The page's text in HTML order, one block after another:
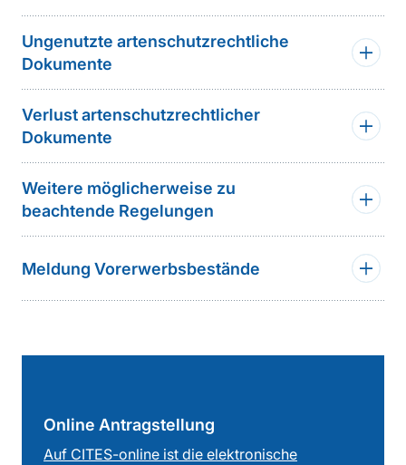
Ungenutzte artenschutzrechtliche
Dokumente
Verlust artenschutzrechtlicher
Dokumente
Weitere möglicherweise zu
beachtende Regelungen
Meldung Vorerwerbsbestände
Online Antragstellung
Auf CITES-online ist die elektronische